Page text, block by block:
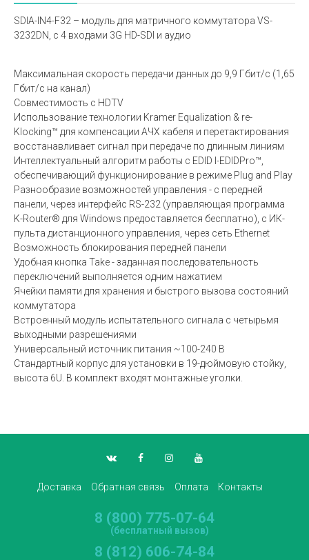
SDIA-IN4-F32 – модуль для матричного коммутатора VS-
3232DN, c 4 входами 3G HD-SDI и аудио
Максимальная скорость передачи данных до 9,9 Гбит/с (1,65
Гбит/с на канал)
Совместимость с HDTV
Использование технологии Kramer Equalization & re-
Klocking™ для компенсации АЧХ кабеля и перетактирования
восстанавливает сигнал при передаче по длинным линиям
Интеллектуальный алгоритм работы с EDID I-EDIDPro™,
обеспечивающий функционирование в режиме Plug and Play
Разнообразие возможностей управления - с передней
панели, через интерфейс RS-232 (управляющая программа
K-Router® для Windows предоставляется бесплатно), с ИК-
пульта дистанционного управления, через сеть Ethernet
Возможность блокирования передней панели
Удобная кнопка Take - заданная последовательность
переключений выполняется одним нажатием
Ячейки памяти для хранения и быстрого вызова состояний
коммутатора
Встроенный модуль испытательного сигнала с четырьмя
выходными разрешениями
Универсальный источник питания ~100-240 В
Стандартный корпус для установки в 19-дюймовую стойку,
высота 6U. В комплект входят монтажные уголки.
Доставка Обратная связь Оплата Контакты
8 (800) 775-07-64
(бесплатный вызов)
8 (812) 606-74-84